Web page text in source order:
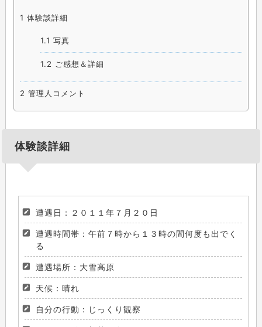
1 体験談詳細
1.1 写真
1.2 ご感想＆詳細
2 管理人コメント
体験談詳細
遭遇日：２０１１年７月２０日
遭遇時間帯：午前７時から１３時の間何度も出でく
る
遭遇場所：大雪高原
天候：晴れ
自分の行動：じっくり観察